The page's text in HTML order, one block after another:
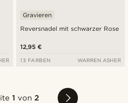
Reversnadel mit schwarzer Rose
Gravieren
12,95 €
13 FARBEN WARREN ASHER
1 von2